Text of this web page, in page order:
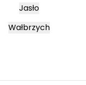
Jasło
Wałbrzych